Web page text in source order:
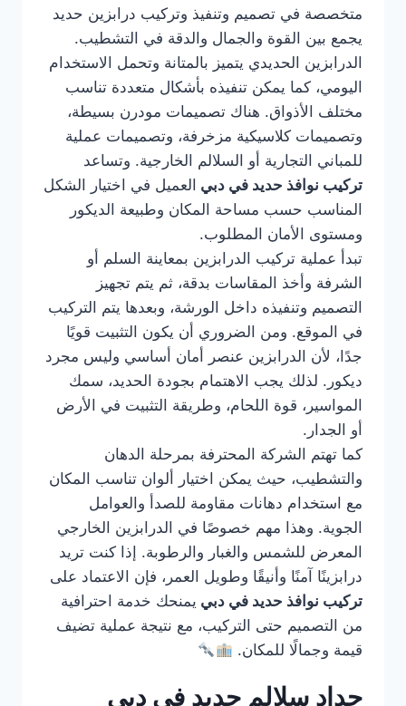
متخصصة في تصميم وتنفيذ وتركيب درابزين حديد
يجمع بين القوة والجمال والدقة في التشطيب.
الدرابزين الحديدي يتميز بالمتانة وتحمل الاستخدام
اليومي، كما يمكن تنفيذه بأشكال متعددة تناسب
مختلف الأذواق. هناك تصميمات مودرن بسيطة،
وتصميمات كلاسيكية مزخرفة، وتصميمات عملية
للمباني التجارية أو السلالم الخارجية. وتساعد
تركيب نوافذ حديد في دبي العميل في اختيار الشكل
المناسب حسب مساحة المكان وطبيعة الديكور
ومستوى الأمان المطلوب.
تبدأ عملية تركيب الدرابزين بمعاينة السلم أو
الشرفة وأخذ المقاسات بدقة، ثم يتم تجهيز
التصميم وتنفيذه داخل الورشة، وبعدها يتم التركيب
في الموقع. ومن الضروري أن يكون التثبيت قويًا
جدًا، لأن الدرابزين عنصر أمان أساسي وليس مجرد
ديكور. لذلك يجب الاهتمام بجودة الحديد، سمك
المواسير، قوة اللحام، وطريقة التثبيت في الأرض
أو الجدار.
كما تهتم الشركة المحترفة بمرحلة الدهان
والتشطيب، حيث يمكن اختيار ألوان تناسب المكان
مع استخدام دهانات مقاومة للصدأ والعوامل
الجوية. وهذا مهم خصوصًا في الدرابزين الخارجي
المعرض للشمس والغبار والرطوبة. إذا كنت تريد
درابزينًا آمنًا وأنيقًا وطويل العمر، فإن الاعتماد على
تركيب نوافذ حديد في دبي يمنحك خدمة احترافية
من التصميم حتى التركيب، مع نتيجة عملية تضيف
قيمة وجمالًا للمكان.
حداد سلالم حديد في دبي